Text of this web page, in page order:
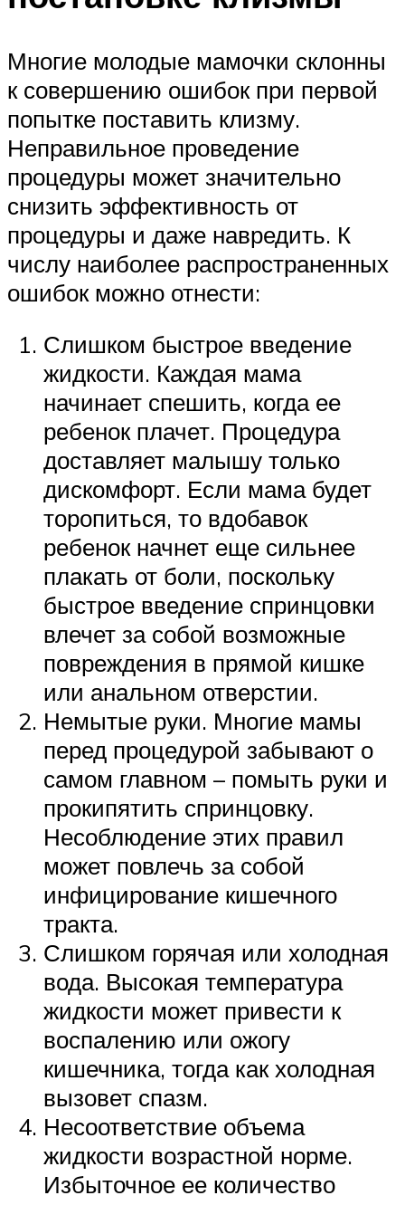
Многие молодые мамочки склонны
к совершению ошибок при первой
попытке поставить клизму.
Неправильное проведение
процедуры может значительно
снизить эффективность от
процедуры и даже навредить. К
числу наиболее распространенных
ошибок можно отнести:
Слишком быстрое введение
жидкости. Каждая мама
начинает спешить, когда ее
ребенок плачет. Процедура
доставляет малышу только
дискомфорт. Если мама будет
торопиться, то вдобавок
ребенок начнет еще сильнее
плакать от боли, поскольку
быстрое введение спринцовки
влечет за собой возможные
повреждения в прямой кишке
или анальном отверстии.
Немытые руки. Многие мамы
перед процедурой забывают о
самом главном – помыть руки и
прокипятить спринцовку.
Несоблюдение этих правил
может повлечь за собой
инфицирование кишечного
тракта.
Слишком горячая или холодная
вода. Высокая температура
жидкости может привести к
воспалению или ожогу
кишечника, тогда как холодная
вызовет спазм.
Несоответствие объема
жидкости возрастной норме.
Избыточное ее количество